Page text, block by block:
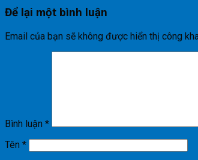
Để lại một bình luận
Email của bạn sẽ không được hiển thị công
Bình luận *
Tên *